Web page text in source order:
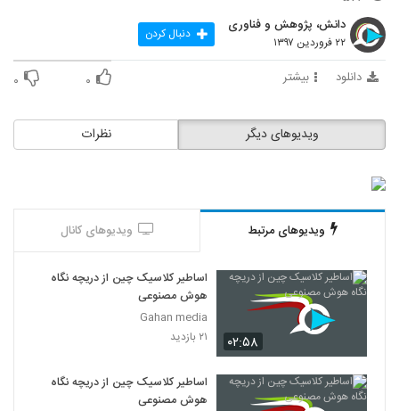
29
30
025030 - هوش مصنوعی سری اول
دانش، پژوهش و فناوری
۲۲ فروردین ۱۳۹۷ دنبال کردن
دانلود بیشتر ۰ ۰
نظرات ویدیوهای دیگر
ویدیوهای مرتبط ویدیوهای کانال
۰۲:۵۸
اساطیر کلاسیک چین از دریچه نگاه
هوش مصنوعی
Gahan media
۲۱ بازدید
اساطیر کلاسیک چین از دریچه نگاه
هوش مصنوعی